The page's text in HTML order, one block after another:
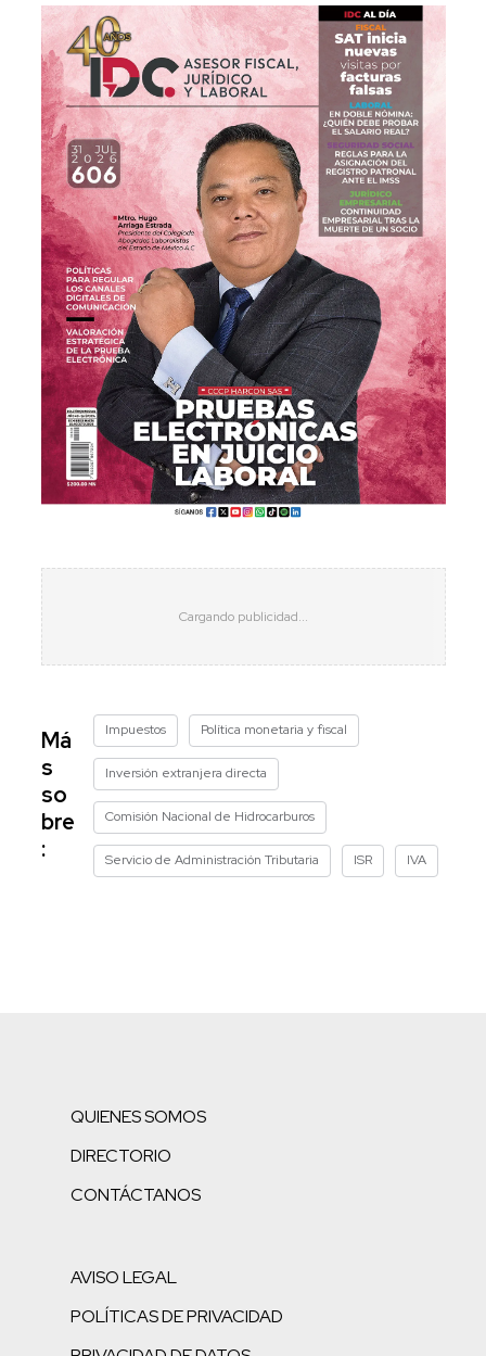
Má
s
so
bre
:
Impuestos Política monetaria y fiscal
Inversión extranjera directa
Comisión Nacional de Hidrocarburos
Servicio de Administración Tributaria ISR IVA
QUIENES SOMOS
DIRECTORIO
CONTÁCTANOS
AVISO LEGAL
POLÍTICAS DE PRIVACIDAD